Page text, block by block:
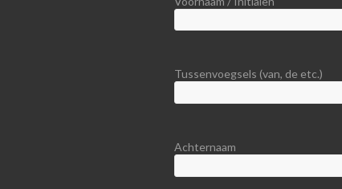
Tussenvoegsels (van, de etc.)
Achternaam